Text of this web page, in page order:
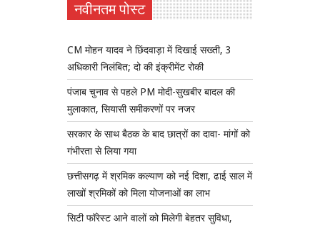
नवीनतम पोस्ट
CM मोहन यादव ने छिंदवाड़ा में दिखाई सख्ती, 3
अधिकारी निलंबित; दो की इंक्रीमेंट रोकी
पंजाब चुनाव से पहले PM मोदी-सुखबीर बादल की
मुलाकात, सियासी समीकरणों पर नजर
सरकार के साथ बैठक के बाद छात्रों का दावा- मांगों को
गंभीरता से लिया गया
छत्तीसगढ़ में श्रमिक कल्याण को नई दिशा, ढाई साल में
लाखों श्रमिकों को मिला योजनाओं का लाभ
सिटी फॉरेस्ट आने वालों को मिलेगी बेहतर सुविधा,